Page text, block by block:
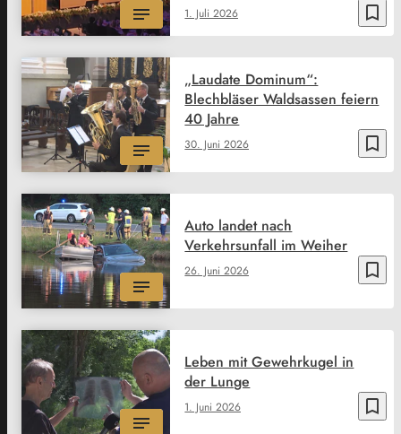
bookmark_border
1. Juli 2026
bookmark_border
30. Juni 2026
„Laudate Dominum“:
Blechbläser Waldsassen feiern
40 Jahre
bookmark_border
26. Juni 2026
Auto landet nach
Verkehrsunfall im Weiher
bookmark_border
1. Juni 2026
Leben mit Gewehrkugel in
der Lunge